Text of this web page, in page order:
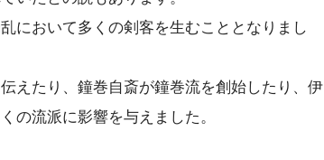
において多くの剣客を生むこととなりまし
えたり、鐘巻自斎が鐘巻流を創始したり、伊
の流派に影響を与えました。